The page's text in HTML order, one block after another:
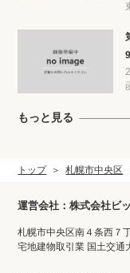
もっと見る
トップ 札幌市中央区
運営会社：株式会社ビ
札幌市中央区南４条西７
宅地建物取引業 国土交通